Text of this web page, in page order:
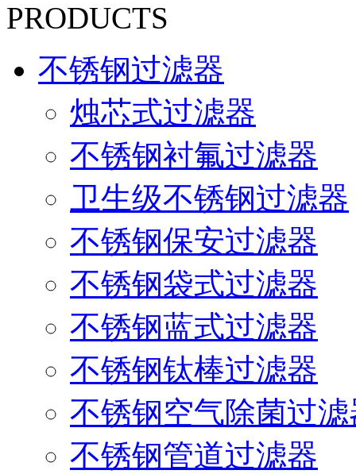
PRODUCTS
不锈钢过滤器
烛芯式过滤器
不锈钢衬氟过滤器
卫生级不锈钢过滤器
不锈钢保安过滤器
不锈钢袋式过滤器
不锈钢蓝式过滤器
不锈钢钛棒过滤器
不锈钢空气除菌过滤
不锈钢管道过滤器